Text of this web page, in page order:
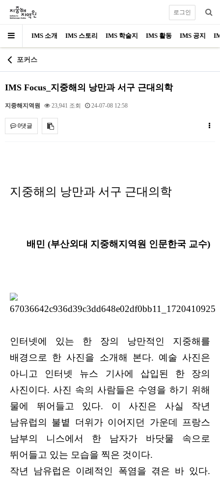
IMS 소개 IMS 스토리 IMS 학술지 IMS 활동 IMS 공지
로그인
포커스
IMS Focus_지중해의 낭만과 서구 근대의학
지중해지역원 23,941 조회 24-07-08 12:58
0댓글
지중해의 낭만과 서구 근대의학
배민 (부산외대 지중해지역원 인문한국 교수)
인터넷에 있는 한 장의 낭만적인 지중해를
배경으로 한 사진을 소개해 본다. 예술 사진은
아니고 인터넷 뉴스 기사에 삽입된 한 장의
사진이다. 사진 속의 사람들은 수영을 하기 위해
물에 뛰어들고 있다. 이 사진은 사실 작년
남유럽의 불볕 더위가 이어지던 가운데 프랑스
남부의 니스에서 한 남자가 바닷물 속으로
뛰어들고 있는 모습을 찍은 것이다.
작년 남유럽은 이례적인 폭염을 겪은 바 있다.